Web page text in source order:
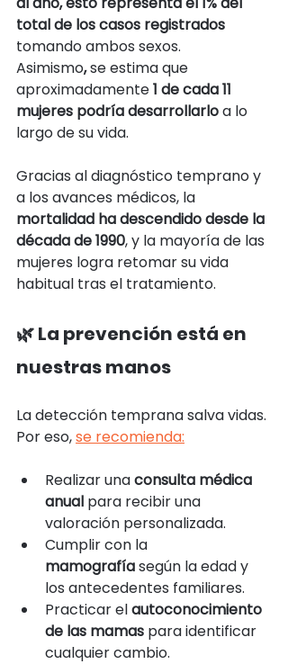
total de los casos registrados
tomando ambos sexos.
Asimismo, se estima que
aproximadamente 1 de cada 11
mujeres podría desarrollarlo a lo
largo de su vida.
Gracias al diagnóstico temprano y
a los avances médicos, la
mortalidad ha descendido desde la
década de 1990, y la mayoría de las
mujeres logra retomar su vida
habitual tras el tratamiento.
🌿 La prevención está en
nuestras manos
La detección temprana salva vidas.
Por eso, se recomienda:
Realizar una consulta médica
anual para recibir una
valoración personalizada.
Cumplir con la
mamografía según la edad y
los antecedentes familiares.
Practicar el autoconocimiento
de las mamas para identificar
cualquier cambio.